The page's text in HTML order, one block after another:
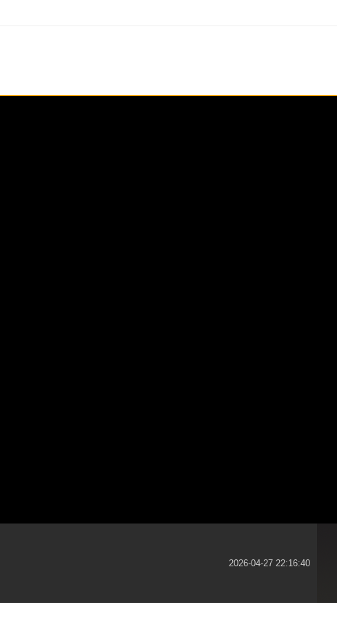
2026-04-27 22:16:40